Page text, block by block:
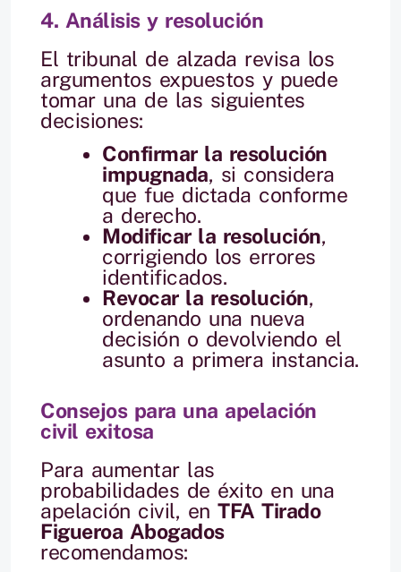
4. Análisis y resolución
El tribunal de alzada revisa los
argumentos expuestos y puede
tomar una de las siguientes
decisiones:
Confirmar la resolución
impugnada, si considera
que fue dictada conforme
a derecho.
Modificar la resolución,
corrigiendo los errores
identificados.
Revocar la resolución,
ordenando una nueva
decisión o devolviendo el
asunto a primera instancia.
Consejos para una apelación
civil exitosa
Para aumentar las
probabilidades de éxito en una
apelación civil, enTFA Tirado
Figueroa Abogados
recomendamos: